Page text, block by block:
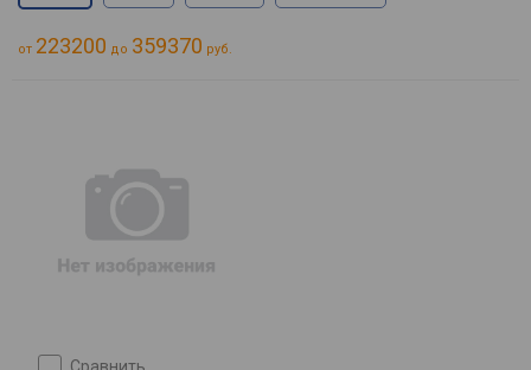
от 223200 до 359370 руб.